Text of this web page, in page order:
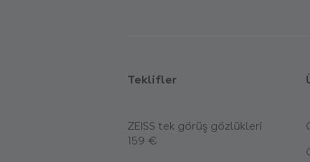
Teklifler
ZEISS tek görüş gözlükleri
159 €